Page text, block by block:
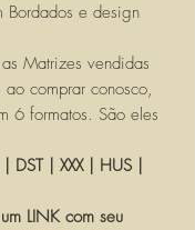
Bordados e design
vendidas
comprar conosco,
6 formatos. São eles
| DST | XXX | HUS |
LINK com seu